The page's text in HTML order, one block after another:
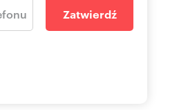
Zatwierdź